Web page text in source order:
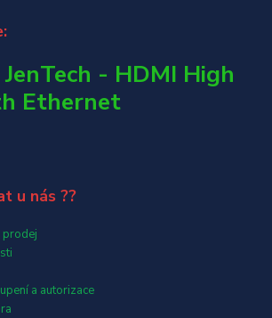
- HDMI High
Ethernet
u nás ??
prodej
a autorizace